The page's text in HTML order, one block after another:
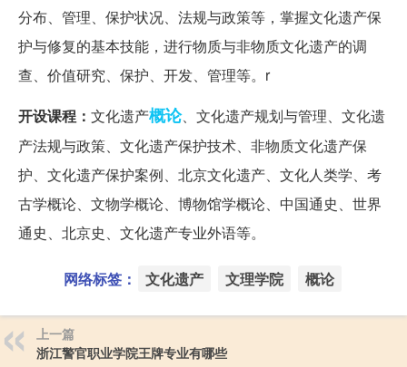
分布、管理、保护状况、法规与政策等，掌握文化遗产保
护与修复的基本技能，进行物质与非物质文化遗产的调
查、价值研究、保护、开发、管理等。r
开设课程： 文化遗产概论、文化遗产规划与管理、文化遗
产法规与政策、文化遗产保护技术、非物质文化遗产保
护、文化遗产保护案例、北京文化遗产、文化人类学、考
古学概论、文物学概论、博物馆学概论、中国通史、世界
通史、北京史、文化遗产专业外语等。
网络标签： 文化遗产 文理学院 概论
上一篇
浙江警官职业学院王牌专业有哪些